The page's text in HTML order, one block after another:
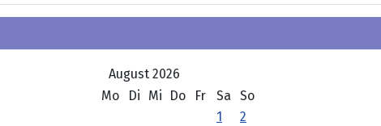
August 2026
Mo
Di Mi Do Fr Sa
So
1
2